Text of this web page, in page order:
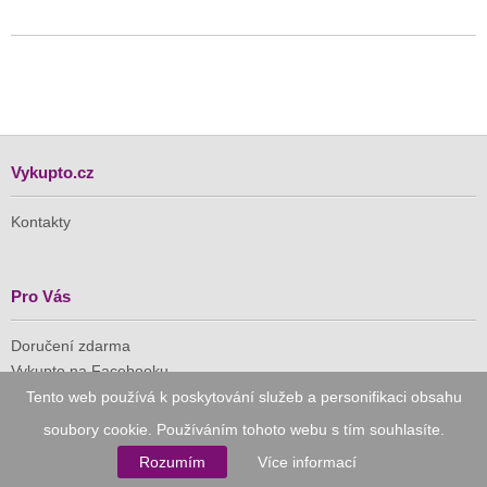
Tento web používá k poskytování služeb a personifikaci obsahu
soubory cookie. Používáním tohoto webu s tím souhlasíte.
Rozumím
Více informací
Vykupto.cz
Kontakty
Pro Vás
Doručení zdarma
Vykupto na Facebooku
Důvěryhodný nákup
Naše společnost je členem Asociace pro elektronickou